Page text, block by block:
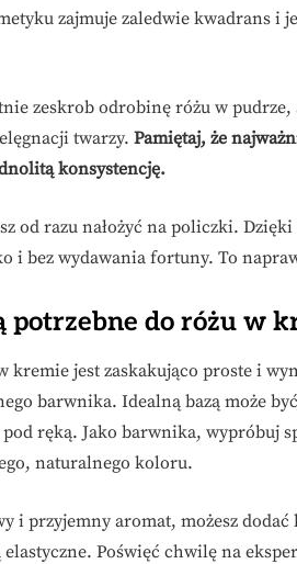
zajmuje zaledwie kwadrans i
zeskrob odrobinę różu w
twarzy. Pamiętaj, że
konsystencję.
od razu nałożyć na policzki.
i bez wydawania fortuny. To
potrzebne do różu w
kremie jest zaskakująco proste i
barwnika. Idealną bazą może
ręką. Jako barwnika, wypróbuj
naturalnego koloru.
i przyjemny aromat, możesz
Poświęć chwilę na